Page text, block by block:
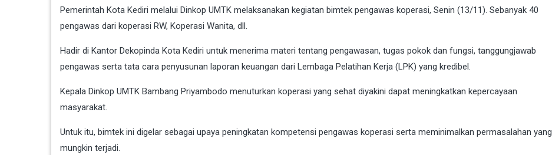
Pemerintah Kota Kediri melalui Dinkop UMTK melaksanakan kegiatan bimtek pengawas koperasi, Senin (13/11). Sebanyak 40
pengawas dari koperasi RW, Koperasi Wanita, dll.
Hadir di Kantor Dekopinda Kota Kediri untuk menerima materi tentang pengawasan, tugas pokok dan fungsi, tanggungjawab
pengawas serta tata cara penyusunan laporan keuangan dari Lembaga Pelatihan Kerja (LPK) yang kredibel.
Kepala Dinkop UMTK Bambang Priyambodo menuturkan koperasi yang sehat diyakini dapat meningkatkan kepercayaan
masyarakat.
Untuk itu, bimtek ini digelar sebagai upaya peningkatan kompetensi pengawas koperasi serta meminimalkan permasalahan yang
mungkin terjadi.